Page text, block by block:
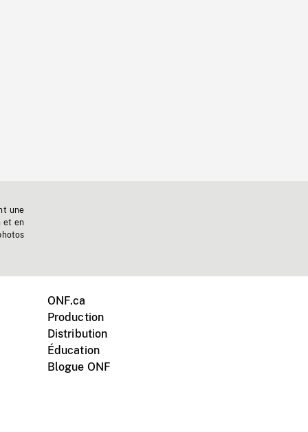
une
et en
ONF.ca
Production
Distribution
Éducation
Blogue ONF